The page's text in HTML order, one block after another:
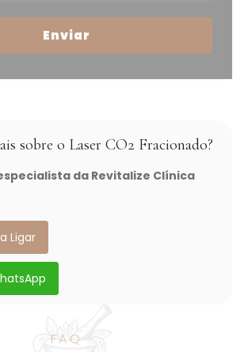
Enviar
sobre o Laser CO2 Fracionado?
da Revitalize Clínica
Ligar
FAQ